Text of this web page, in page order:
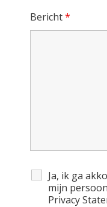
Bericht*
Ja, ik ga
mijn
Privacy